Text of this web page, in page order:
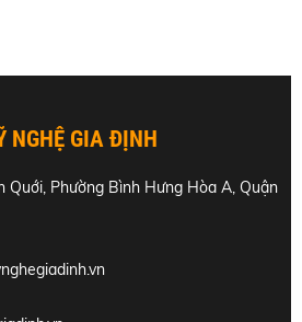
NGHỆ GIA ĐỊNH
Quới, Phường Bình Hưng Hòa A, Quận